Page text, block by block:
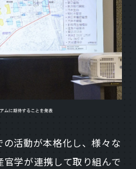
活動が本格化し、様々な
学が連携して取り組んで